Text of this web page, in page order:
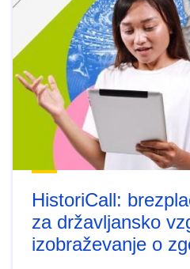
HistoriCall:
za državljansko
izobraževanje o